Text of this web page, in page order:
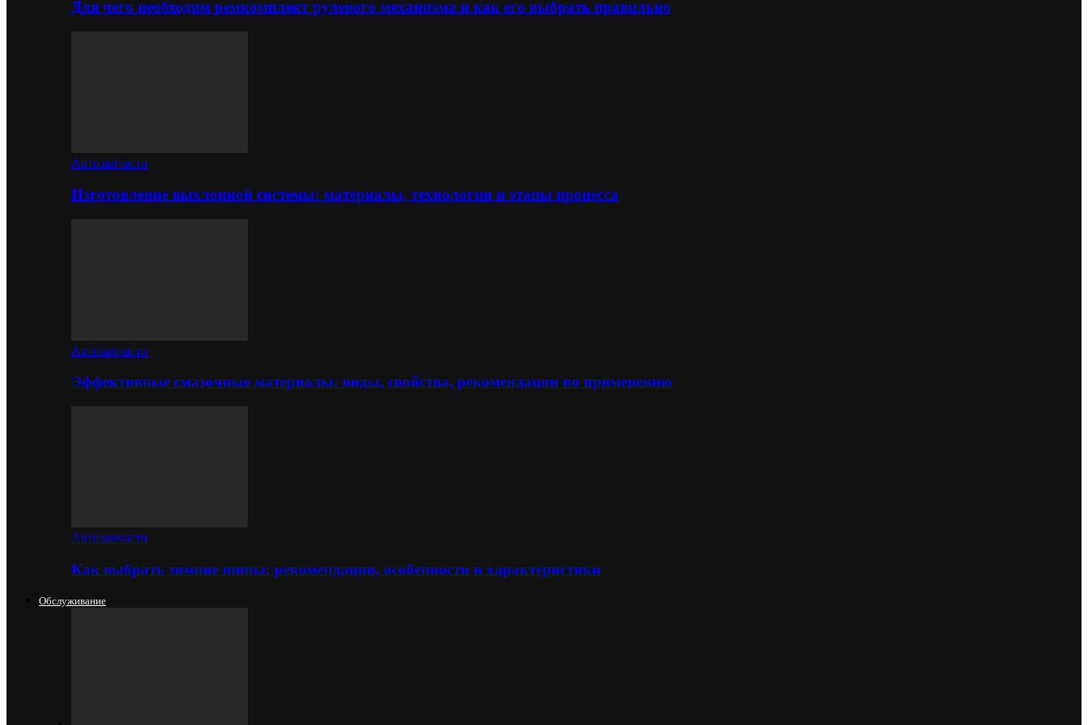
Для чего необходим ремкомплект рулевого механизма и как его выбрать правильно
Автозапчасти
Изготовление выхлопной системы: материалы, технологии и этапы процесса
Автозапчасти
Эффективные смазочные материалы: виды, свойства, рекомендации по применению
Автозапчасти
Как выбрать зимние шины: рекомендации, особенности и характеристики
Обслуживание